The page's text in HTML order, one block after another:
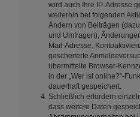
wird auch Ihre IP-Adresse
weiterhin bei folgenden
Ändern von Beiträgen
und Umfragen),
Mail-Adresse,
gescheiterte
übermittelte Browser-
in der „Wer ist online?“-
dauerhaft gespeichert.
Schließlich erfordern
dass weitere Daten